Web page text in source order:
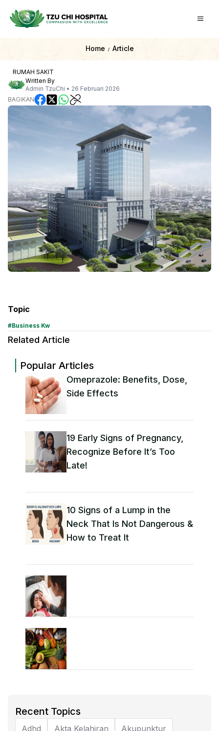
Home / Article
RUMAH SAKIT
Written By
Admin TzuChi • 26 Februari 2026
BAGIKAN
Topic
#Business Kw
Related Article
Popular Articles
Omeprazole: Benefits, Dose,
Side Effects
19 Early Signs of Pregnancy,
Recognize Before It’s Too
Late!
10 Signs of a Lump in the
Neck That Is Not Dangerous &
How to Treat It
Recent Topics
Adhd Akta Kelahiran Akupunktur